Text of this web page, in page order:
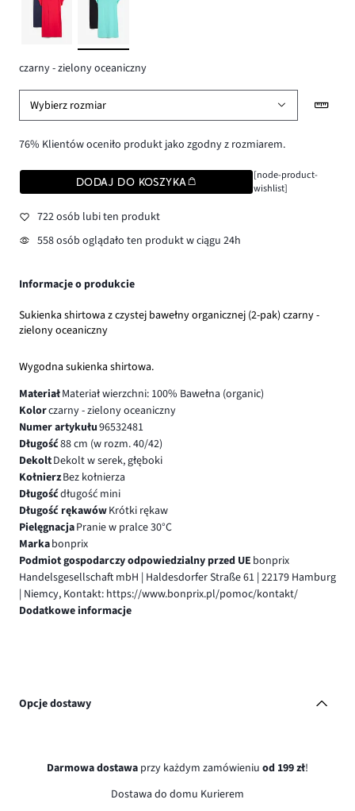
czarny - zielony oceaniczny
Wybierz rozmiar
76% Klientów oceniło produkt jako zgodny z rozmiarem.
DODAJ DO KOSZYKA
[node-product-
wishlist]
722 osób lubi ten produkt
558 osób oglądało ten produkt w ciągu 24h
Informacje o produkcie
Sukienka shirtowa z czystej bawełny organicznej (2-pak) czarny -
zielony oceaniczny
Wygodna sukienka shirtowa.
MateriałMateriał wierzchni: 100% Bawełna (organic)
Kolorczarny - zielony oceaniczny
Numer artykułu96532481
Długość88 cm (w rozm. 40/42)
DekoltDekolt w serek, głęboki
KołnierzBez kołnierza
Długośćdługość mini
Długość rękawówKrótki rękaw
PielęgnacjaPranie w pralce 30°C
Markabonprix
Podmiot gospodarczy odpowiedzialny przed UE bonprix
Handelsgesellschaft mbH | Haldesdorfer Straße 61 | 22179 Hamburg
| Niemcy, Kontakt: https://www.bonprix.pl/pomoc/kontakt/
Dodatkowe informacje
Opcje dostawy
Darmowa dostawa przy każdym zamówieniu od 199 zł!
Dostawa do domu Kurierem